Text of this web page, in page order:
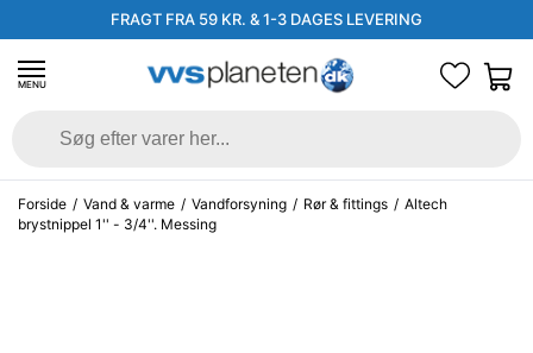
FRAGT FRA 59 KR. & 1-3 DAGES LEVERING
MENU
Forside / Vand & varme / Vandforsyning / Rør & fittings / Altech
brystnippel 1'' - 3/4''. Messing